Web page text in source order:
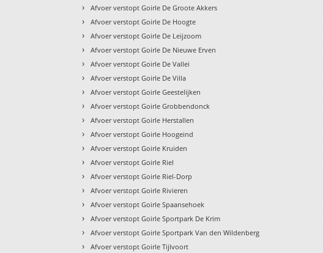
› Afvoer verstopt Goirle De Groote Akkers
› Afvoer verstopt Goirle De Hoogte
› Afvoer verstopt Goirle De Leijzoom
› Afvoer verstopt Goirle De Nieuwe Erven
› Afvoer verstopt Goirle De Vallei
› Afvoer verstopt Goirle De Villa
› Afvoer verstopt Goirle Geestelijken
› Afvoer verstopt Goirle Grobbendonck
› Afvoer verstopt Goirle Herstallen
› Afvoer verstopt Goirle Hoogeind
› Afvoer verstopt Goirle Kruiden
› Afvoer verstopt Goirle Riel
› Afvoer verstopt Goirle Riel-Dorp
› Afvoer verstopt Goirle Rivieren
› Afvoer verstopt Goirle Spaansehoek
› Afvoer verstopt Goirle Sportpark De Krim
› Afvoer verstopt Goirle Sportpark Van den Wildenberg
› Afvoer verstopt Goirle Tijlvoort